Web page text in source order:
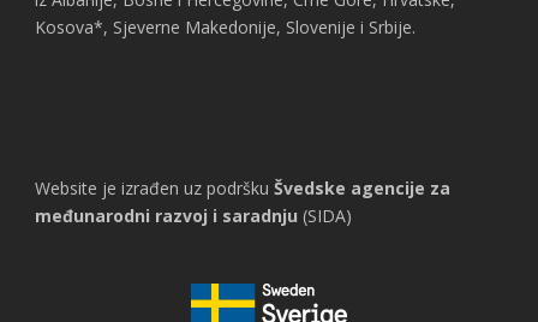
Kosova*, Sjeverne Makedonije, Slovenije i Srbije.
Website je izrađen uz podršku Švedske agencije za
međunarodni razvoj i saradnju (SIDA)